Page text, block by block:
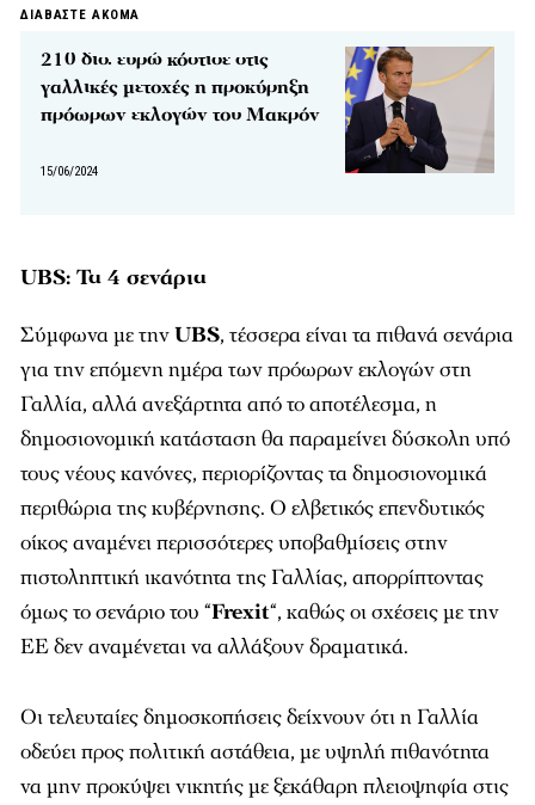
ΔΙΑΒΑΣΤΕ ΑΚΟΜΑ
210 δισ. ευρώ κόστισε στις
γαλλικές μετοχές η προκύρηξη
πρόωρων εκλογών του Μακρόν
15/06/2024
UBS: Τα 4 σενάρια
Σύμφωνα με τηνUBS, τέσσερα είναι τα πιθανά σενάρια
για την επόμενη ημέρα των πρόωρων εκλογών στη
Γαλλία, αλλά ανεξάρτητα από το αποτέλεσμα, η
δημοσιονομική κατάσταση θα παραμείνει δύσκολη υπό
τους νέους κανόνες, περιορίζοντας τα δημοσιονομικά
περιθώρια της κυβέρνησης. Ο ελβετικός επενδυτικός
οίκος αναμένει περισσότερες υποβαθμίσεις στην
πιστοληπτική ικανότητα της Γαλλίας, απορρίπτοντας
όμως το σενάριο του “Frexit“, καθώς οι σχέσεις με την
ΕΕ δεν αναμένεται να αλλάξουν δραματικά.
Οι τελευταίες δημοσκοπήσεις δείχνουν ότι η Γαλλία
οδεύει προς πολιτική αστάθεια, με υψηλή πιθανότητα
να μην προκύψει νικητής με ξεκάθαρη πλειοψηφία στις